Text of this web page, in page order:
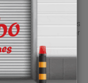
la posibilidad de los
para ello, por
al nuevo sistema,
para ello, pero
compromiso de no